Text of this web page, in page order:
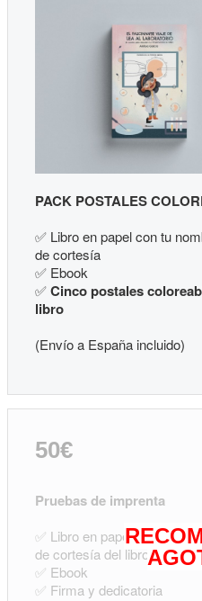
PACK POSTALES
✅ Libro en papel con tu
de cortesía
✅ Ebook
✅Cinco postales
libro
(Envío a España incluido)
50€
Pruebas de imprenta
✅ Libro en papel con tu
de cortesía del libro
✅ Ebook
✅ Firma y dedicatoria